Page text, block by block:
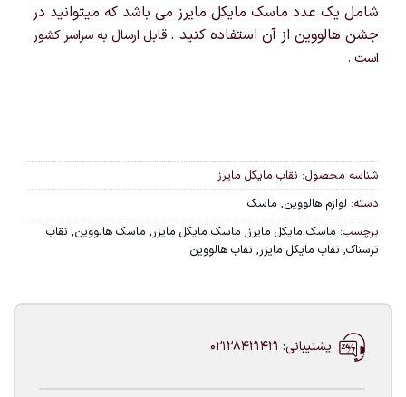
شامل یک عدد ماسک مایکل مایرز می باشد که میتوانید در
جشن هالووین از آن استفاده کنید . قابل ارسال به سراسر کشور
است .
شناسه محصول: نقاب مایکل مایرز
دسته: لوازم هالووین, ماسک
برچسب: ماسک مایکل مایرز, ماسک مایکل مایزر, ماسک هالووین, نقاب
ترسناک, نقاب مایکل مایزر, نقاب هالووین
پشتیبانی: 02128421421